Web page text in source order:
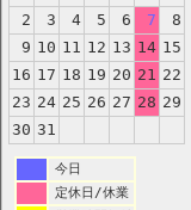
2
3 4 5 6 7
8
9 10 11 12 13 14 15
16 17 18 19 20 21 22
23 24 25 26 27 28 29
30 31
今日
定休日/休業